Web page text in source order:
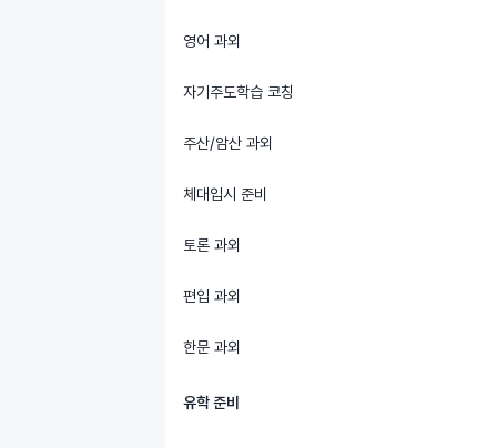
영어 과외
자기주도학습 코칭
주산/암산 과외
체대입시 준비
토론 과외
편입 과외
한문 과외
유학 준비